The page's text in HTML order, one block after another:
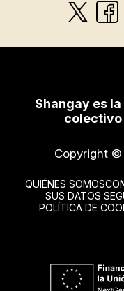
Shangay es
colectivo
Copyright ©
QUIÉNES SOMOS
SUS DATOS
POLÍTICA DE